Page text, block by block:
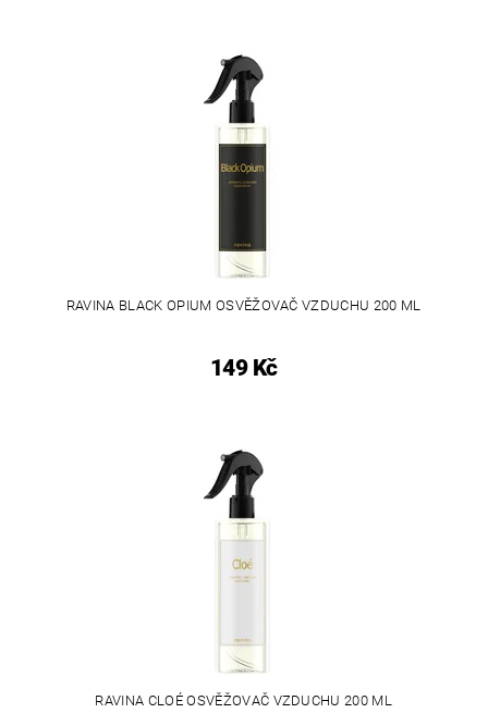
RAVINA BLACK OPIUM OSVĚŽOVAČ VZDUCHU 200 ML
149 Kč
RAVINA CLOÉ OSVĚŽOVAČ VZDUCHU 200 ML